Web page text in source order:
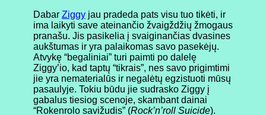
Dabar Ziggy jau pradeda pats visu tuo tikėti, ir
ima laikyti save ateinančio žvaigždžių žmogaus
pranašu. Jis pasikelia į svaiginančias dvasines
aukštumas ir yra palaikomas savo pasekėjų.
Atvykę “begaliniai” turi paimti po dalelę
Ziggy’io, kad taptų “tikrais”, nes savo prigimtimi
jie yra nematerialūs ir negalėtų egzistuoti mūsų
pasaulyje. Tokiu būdu jie sudrasko Ziggy į
gabalus tiesiog scenoje, skambant dainai
“Rokenrolo savižudis” (Rock’n’roll Suicide).